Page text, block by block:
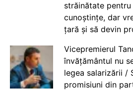
străinătate
cunoștințe, dar
țară și să devin
Vicepremierul
învățământul nu
legea salarizării /
promisiuni din